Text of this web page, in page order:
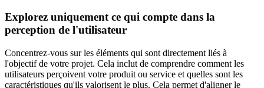
Explorez uniquement ce qui compte dans la
perception de l'utilisateur
Concentrez-vous sur les éléments qui sont directement liés à
l'objectif de votre projet. Cela inclut de comprendre comment les
utilisateurs perçoivent votre produit ou service et quelles sont les
caractéristiques qu'ils valorisent le plus. Cela permet d'aligner le